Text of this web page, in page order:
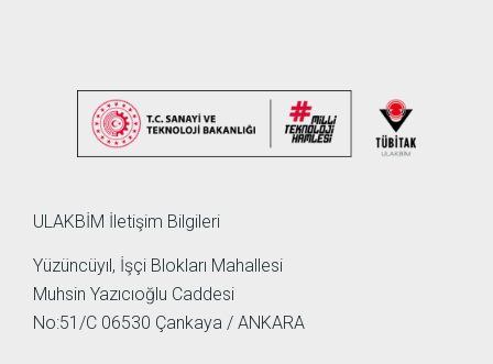
ULAKBİM İletişim Bilgileri
Yüzüncüyıl, İşçi Blokları Mahallesi
Muhsin Yazıcıoğlu Caddesi
No:51/C 06530 Çankaya / ANKARA